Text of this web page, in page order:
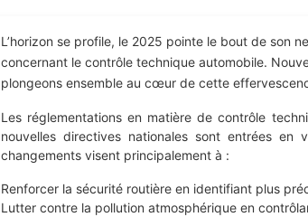
L’horizon se profile, le 2025 pointe le bout de son
concernant le contrôle technique automobile.
plongeons ensemble au cœur de cette
Les réglementations en matière de contrôle
nouvelles directives nationales sont entrées en
changements visent principalement à :
Renforcer la sécurité routière en identifiant plus
Lutter contre la pollution atmosphérique en